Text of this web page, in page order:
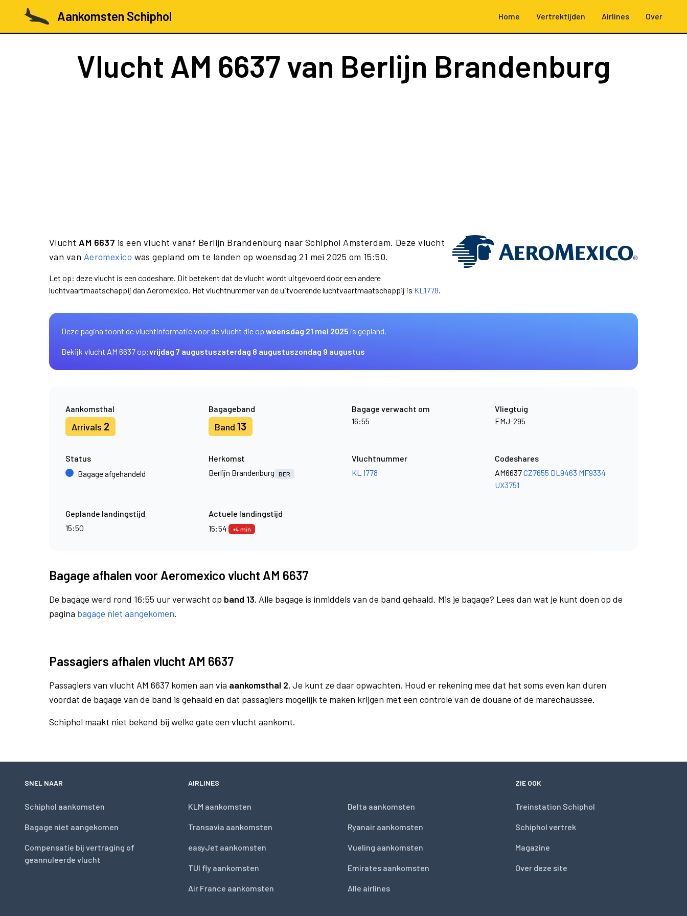
Aankomsten Schiphol Home Vertrektijden Airlines Over
Vlucht AM 6637van Berlijn Brandenburg
Vlucht AM 6637 is een vlucht vanaf Berlijn Brandenburg naar Schiphol Amsterdam. Deze vlucht
van van Aeromexico was gepland om te landen op woensdag 21 mei 2025 om 15:50.
Let op: deze vlucht is een codeshare. Dit betekent dat de vlucht wordt uitgevoerd door een andere
luchtvaartmaatschappij dan Aeromexico. Het vluchtnummer van de uitvoerende luchtvaartmaatschappij is KL1778.
Deze pagina toont de vluchtinformatie voor de vlucht die op woensdag 21 mei 2025 is gepland.
Bekijk vlucht AM 6637 op:vrijdag 7 augustuszaterdag 8 augustuszondag 9 augustus
Aankomsthal
Arrivals 2
Bagageband
Band 13
Bagage verwacht om
16:55
Vliegtuig
EMJ-295
Status
Bagage afgehandeld
Herkomst
Berlijn Brandenburg
BER
Vluchtnummer
KL 1778
Codeshares
AM6637CZ7655 DL9463 MF9334
UX3751
Geplande landingstijd
15:50
Actuele landingstijd
15:54
+4 min
Bagage afhalen voor Aeromexico vlucht AM 6637
De bagage werd rond 16:55 uur verwacht op band 13. Alle bagage is inmiddels van de band gehaald. Mis je bagage? Lees dan wat je kunt doen op de
pagina bagage niet aangekomen.
Passagiers afhalen vlucht AM 6637
Passagiers van vlucht AM 6637 komen aan via aankomsthal 2. Je kunt ze daar opwachten. Houd er rekening mee dat het soms even kan duren
voordat de bagage van de band is gehaald en dat passagiers mogelijk te maken krijgen met een controle van de douane of de marechaussee.
Schiphol maakt niet bekend bij welke gate een vlucht aankomt.
SNEL NAAR
Schiphol aankomsten
Bagage niet aangekomen
Compensatie bij vertraging of
geannuleerde vlucht
AIRLINES
KLM aankomsten
Transavia aankomsten
easyJet aankomsten
TUI fly aankomsten
Air France aankomsten
Delta aankomsten
Ryanair aankomsten
Vueling aankomsten
Emirates aankomsten
Alle airlines
ZIE OOK
Treinstation Schiphol
Schiphol vertrek
Magazine
Over deze site